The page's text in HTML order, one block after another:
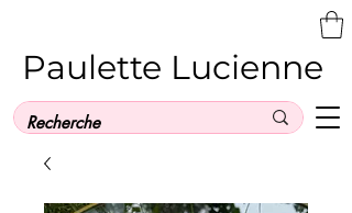
Paulette Lucienne